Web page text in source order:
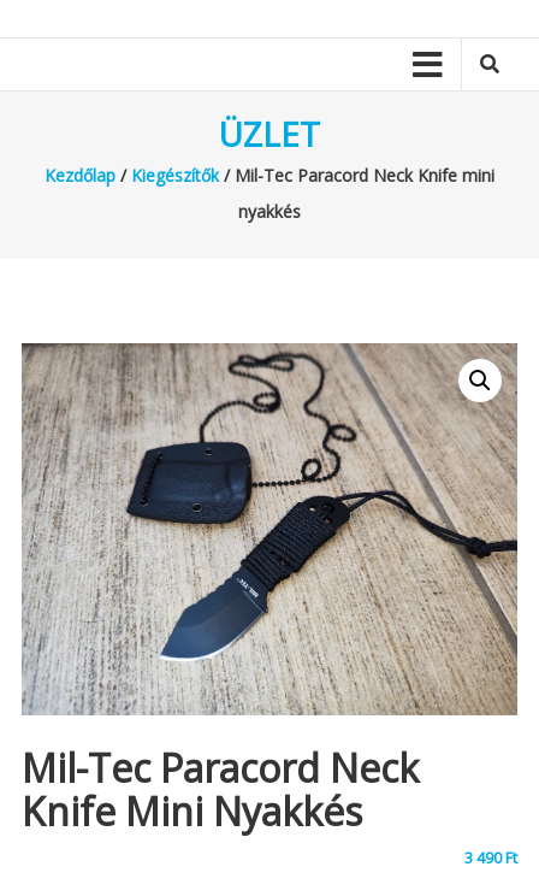
ÜZLET
Kezdőlap/ Kiegészítők/ Mil-Tec Paracord Neck Knife mini
nyakkés
Mil-Tec Paracord Neck
Knife Mini Nyakkés
3 490Ft